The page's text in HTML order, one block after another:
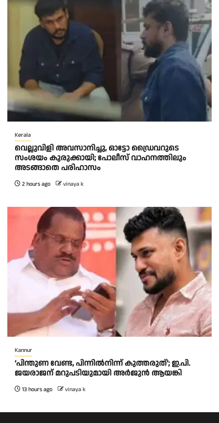
Kerala
വെല്ലുവിളി അവസാനിച്ചു, ഓട്ടോ ഡ്രൈവറുടെ
സംശയം കുരുക്കായി; പോലീസ് വാഹനത്തിലും
അടങ്ങാതെ പരിഹാസം
2 hours ago vinaya k
Kannur
‘പിന്തുണ വേണ്ട, പിന്നിൽനിന്ന് കുത്തരുത്’; ഇ.പി.
ജയരാജന് മറുപടിയുമായി അർജുൻ ആയങ്കി
13 hours ago vinaya k